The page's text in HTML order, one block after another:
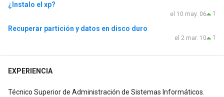
¿Instalo el xp?
1
el 10 may. 06
Recuperar partición y datos en disco duro
1
el 2 mar. 10
EXPERIENCIA
Técnico Superior de Administración de Sistemas Informáticos.